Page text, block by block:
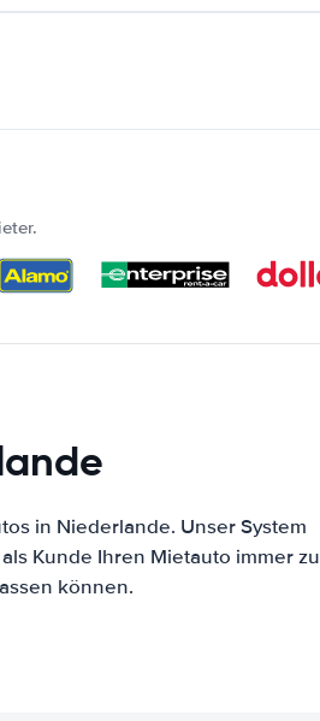
in Niederlande. Unser System
Kunde Ihren Mietauto immer zu
können.